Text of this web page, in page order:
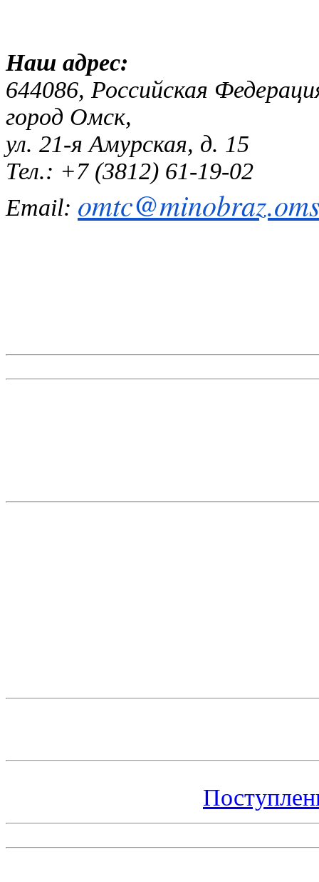
Наш
644086, Российская
город Омск,
ул. 21-я Амурская, д. 15
Тел.: +7 (3812) 61-19-02
Email: